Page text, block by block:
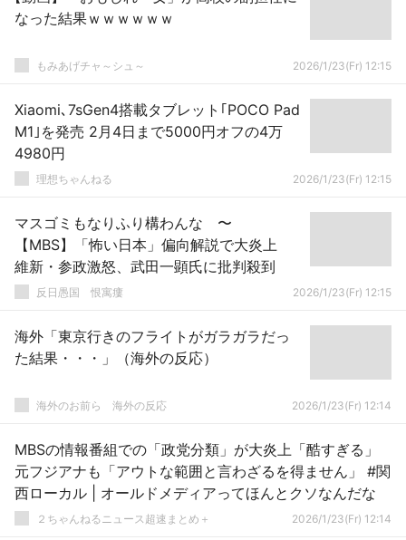
なった結果ｗｗｗｗｗｗ
もみあげチャ～シュ～ 2026/1/23(Fr) 12:15
Xiaomi､7sGen4搭載タブレット｢POCO Pad
M1｣を発売 2月4日まで5000円オフの4万
4980円
理想ちゃんねる 2026/1/23(Fr) 12:15
マスゴミもなりふり構わんな 〜
【MBS】「怖い日本」偏向解説で大炎上
維新・参政激怒、武田一顕氏に批判殺到
反日愚国 恨寓瘻 2026/1/23(Fr) 12:15
海外「東京行きのフライトがガラガラだっ
た結果・・・」（海外の反応）
海外のお前ら 海外の反応 2026/1/23(Fr) 12:14
MBSの情報番組での「政党分類」が大炎上「酷すぎる」
元フジアナも「アウトな範囲と言わざるを得ません」 #関
西ローカル | オールドメディアってほんとクソなんだな
２ちゃんねるニュース超速まとめ＋ 2026/1/23(Fr) 12:14